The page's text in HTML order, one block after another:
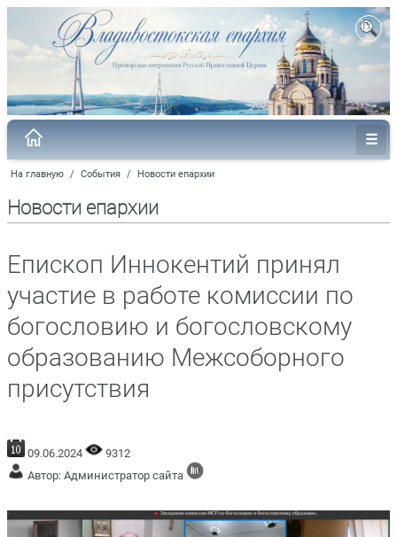
На главную / События / Новости епархии
Новости епархии
Епископ Иннокентий принял
участие в работе комиссии по
богословию и богословскому
образованию Межсоборного
присутствия
09.06.2024
9312
Автор: Администратор сайта